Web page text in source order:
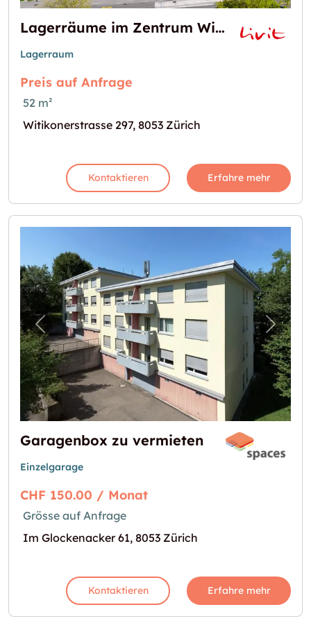
Lagerräume im Zentrum Witikon zu vermieten
Lagerraum
Preis auf Anfrage
52 m²
Witikonerstrasse 297, 8053 Zürich
Kontaktieren Erfahre mehr
Vorheriges Bild für "Garagenbox zu
Garagenbox zu vermieten
Einzelgarage
CHF 150.00 / Monat
Grösse auf Anfrage
Im Glockenacker 61, 8053 Zürich
Kontaktieren Erfahre mehr